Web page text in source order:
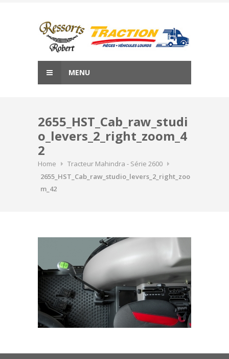
MENU
2655_HST_Cab_raw_studi
o_levers_2_right_zoom_4
2
Home
Tracteur Mahindra - Série 2600
2655_HST_Cab_raw_studio_levers_2_right_zoo
m_42